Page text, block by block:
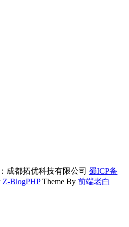
成都拓优科技有限公司 蜀ICP备
Z-BlogPHPTheme By 前端老白